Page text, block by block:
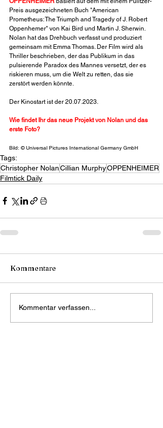
Preis ausgezeichneten Buch "American
Prometheus: The Triumph and Tragedy of J. Robert
Oppenhemer" von Kai Bird und Martin J. Sherwin.
Nolan hat das Drehbuch verfasst und produziert
gemeinsam mit Emma Thomas. Der Film wird als
Thriller beschrieben, der das Publikum in das
pulsierende Paradox des Mannes versetzt, der es
riskieren muss, um die Welt zu retten, das sie
zerstört werden könnte.
Der Kinostart ist der 20.07.2023.
Wie findet Ihr das neue Projekt von Nolan und das
erste Foto?
Bild: © Universal Pictures International Germany GmbH
Tags:
Christopher NolanCillian MurphyOPPENHEIMER
Filmtick Daily
Kommentare
Kommentar verfassen...